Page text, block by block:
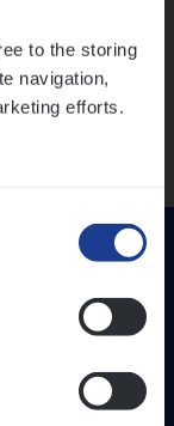
to the storing
navigation,
efforts.
droge
op het